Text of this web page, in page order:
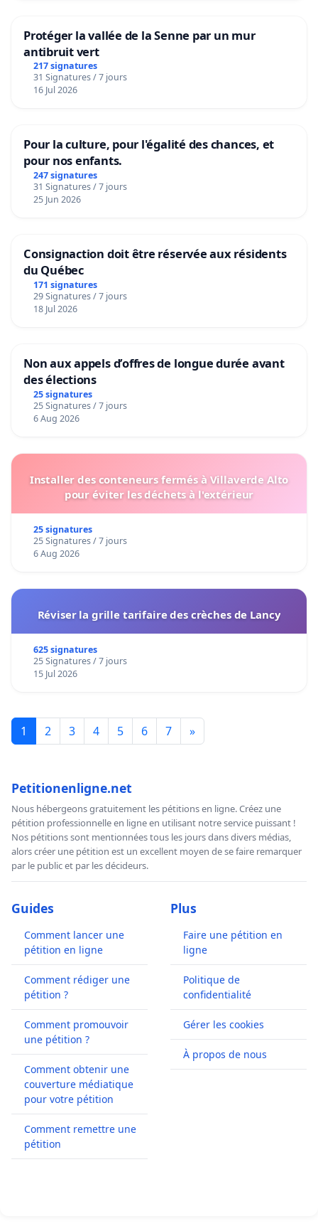
Protéger la vallée de la Senne par un mur
antibruit vert
217 signatures
31 Signatures / 7 jours
16 Jul 2026
Pour la culture, pour l'égalité des chances, et
pour nos enfants.
247 signatures
31 Signatures / 7 jours
25 Jun 2026
Consignaction doit être réservée aux résidents
du Québec
171 signatures
29 Signatures / 7 jours
18 Jul 2026
Non aux appels d’offres de longue durée avant
des élections
25 signatures
25 Signatures / 7 jours
6 Aug 2026
Installer des conteneurs fermés à Villaverde Alto
pour éviter les déchets à l'extérieur
25 signatures
25 Signatures / 7 jours
6 Aug 2026
Réviser la grille tarifaire des crèches de Lancy
625 signatures
25 Signatures / 7 jours
15 Jul 2026
1 2 3 4 5 6 7 »
Petitionenligne.net
Nous hébergeons gratuitement les pétitions en ligne. Créez une
pétition professionnelle en ligne en utilisant notre service puissant !
Nos pétitions sont mentionnées tous les jours dans divers médias,
alors créer une pétition est un excellent moyen de se faire remarquer
par le public et par les décideurs.
Guides
Comment lancer une
pétition en ligne
Comment rédiger une
pétition ?
Comment promouvoir
une pétition ?
Comment obtenir une
couverture médiatique
pour votre pétition
Comment remettre une
pétition
Plus
Faire une pétition en
ligne
Politique de
confidentialité
Gérer les cookies
À propos de nous